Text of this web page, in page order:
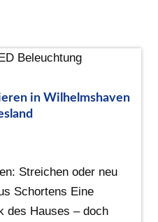
in Wilhelmshaven
Streichen oder neu
Schortens Eine
des Hauses – doch